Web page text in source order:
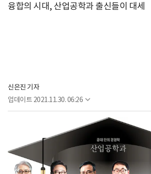
융합의 시대, 산업공학과 출신들이 대세
신은진 기자
업데이트 2021.11.30. 06:26